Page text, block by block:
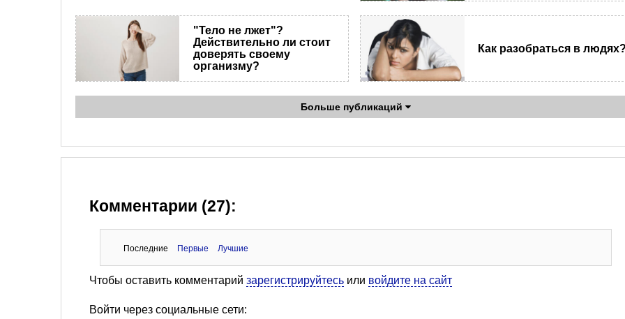
"Тело не лжет"?
Действительно ли стоит
доверять своему
организму?
Как разобраться в
Больше публикаций
Комментарии (27):
Последние Первые Лучшие
Чтобы оставить комментарий зарегистрируйтесь или войдите на сайт
Войти через социальные сети: